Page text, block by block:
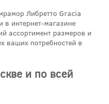
Либретто Gracia
в интернет-магазине
ассортимент размеров и
ваших потребностей в
и по всей